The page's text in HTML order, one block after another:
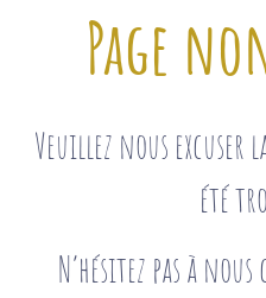
Page
Veuillez nous excuser
été
N’hésitez pas à